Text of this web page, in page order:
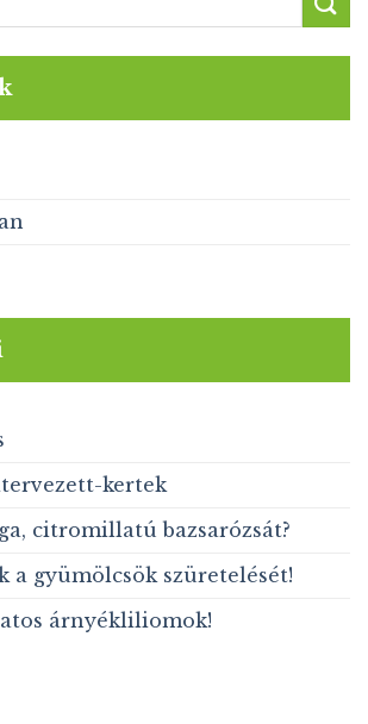
kertek
citromillatú bazsarózsát?
a gyümölcsök szüretelését!
árnyékliliomok!